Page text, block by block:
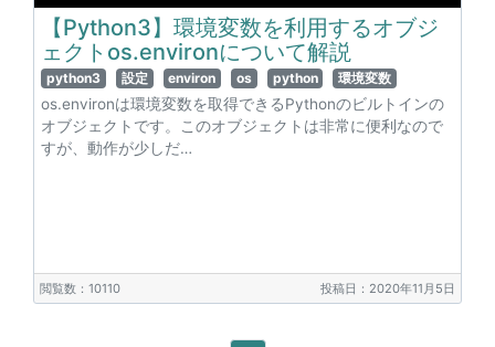
【Python3】環境変数を利用するオブジ
ェクトos.environについて解説
python3 設定 environ os python 環境変数
os.environは環境変数を取得できるPythonのビルトインの
オブジェクトです。このオブジェクトは非常に便利なので
すが、動作が少しだ…
閲覧数：10110 投稿日：2020年11月5日